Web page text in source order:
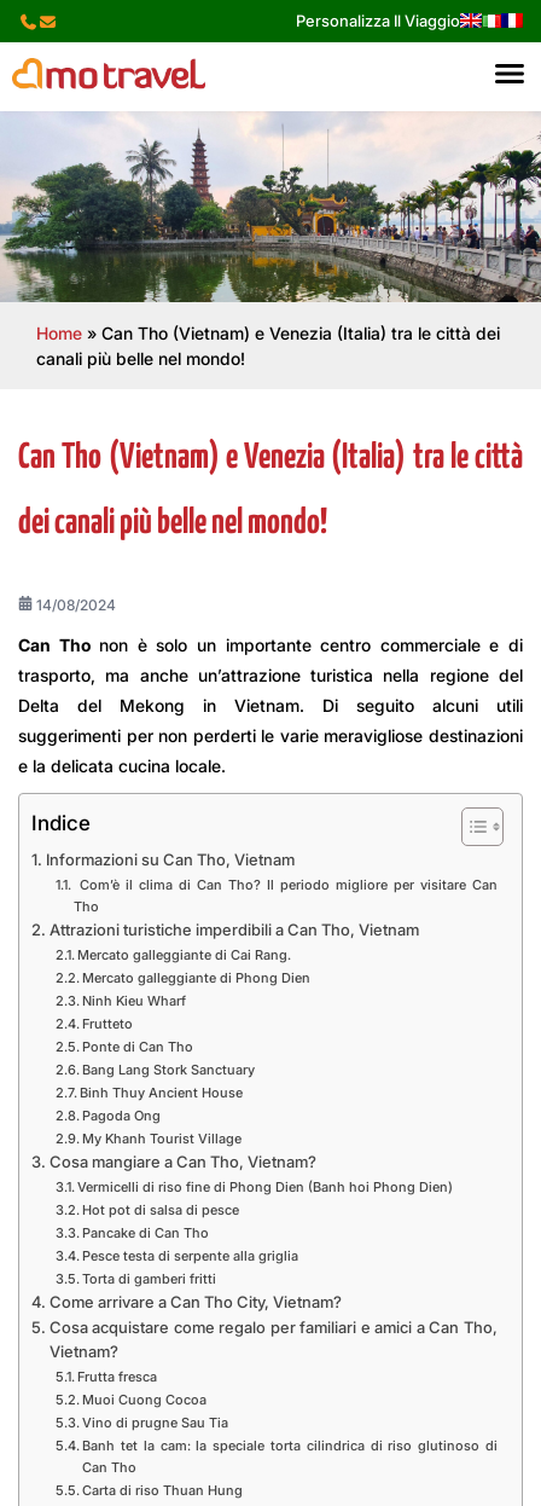
Skip
content
Personalizza Il Viaggio
Home » Can Tho (Vietnam) e Venezia (Italia) tra le città dei
canali più belle nel mondo!
Can Tho (Vietnam) e Venezia (Italia) tra le città
dei canali più belle nel mondo!
14/08/2024
Can Thonon è solo un importante centro commerciale e di
trasporto, ma anche un’attrazione turistica nella regione del
Delta del Mekong in Vietnam. Di seguito alcuni utili
suggerimenti per non perderti le varie meravigliose destinazioni
e la delicata cucina locale.
Indice
Informazioni su Can Tho, Vietnam
Com’è il clima di Can Tho? Il periodo migliore per visitare Can
Tho
Attrazioni turistiche imperdibili a Can Tho, Vietnam
Mercato galleggiante di Cai Rang.
Mercato galleggiante di Phong Dien
Ninh Kieu Wharf
Frutteto
Ponte di Can Tho
Bang Lang Stork Sanctuary
Binh Thuy Ancient House
Pagoda Ong
My Khanh Tourist Village
Cosa mangiare a Can Tho, Vietnam?
Vermicelli di riso fine di Phong Dien (Banh hoi Phong Dien)
Hot pot di salsa di pesce
Pancake di Can Tho
Pesce testa di serpente alla griglia
Torta di gamberi fritti
Come arrivare a Can Tho City, Vietnam?
Cosa acquistare come regalo per familiari e amici a Can Tho,
Vietnam?
Frutta fresca
Muoi Cuong Cocoa
Vino di prugne Sau Tia
Banh tet la cam: la speciale torta cilindrica di riso glutinoso di
Can Tho
Carta di riso Thuan Hung